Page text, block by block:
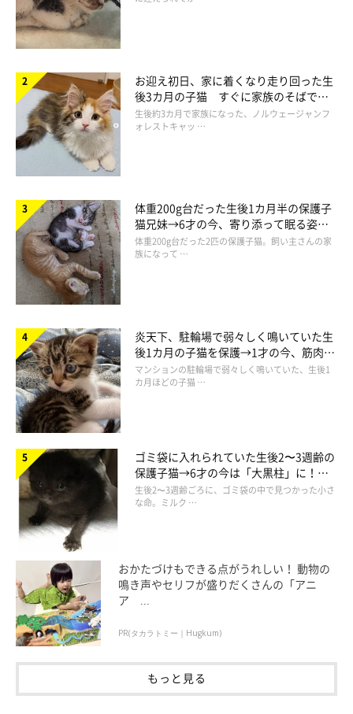
お迎え初日、家に着くなり走り回った生
後3カ月の子猫 すぐに家族のそばで落
ち着く姿に「迎えてよかった」
生後約3カ月で家族になった、ノルウェージャンフ
ォレストキャッ …
体重200g台だった生後1カ月半の保護子
猫兄妹→6才の今、寄り添って眠る姿に
ほっこり！
体重200g台だった2匹の保護子猫。飼い主さんの家
族になって …
炎天下、駐輪場で弱々しく鳴いていた生
後1カ月の子猫を保護→1才の今、筋肉質
でツンデレなコに成長
マンションの駐輪場で弱々しく鳴いていた、生後1
カ月ほどの子猫 …
ゴミ袋に入れられていた生後2〜3週齢の
保護子猫→6才の今は「大黒柱」に！
美しい黒猫に成長した姿にグッとくる
生後2〜3週齢ごろに、ゴミ袋の中で見つかった小さ
な命。ミルク …
おかたづけもできる点がうれしい！ 動物の
鳴き声やセリフが盛りだくさんの「アニ
ア ...
PR(タカラトミー｜Hugkum)
もっと見る